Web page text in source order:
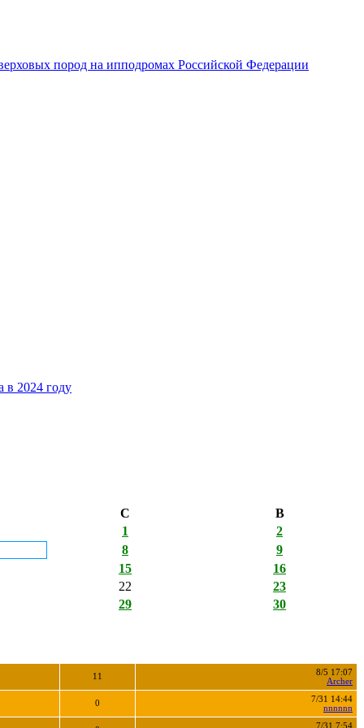
пород на ипподромах Российской Федерации
2024 году
С
В
1
2
8
9
15
16
22
23
29
30
11
8/5 17:07
Archer
0
7/31 14:44
nnnnnn
7/31 7:54